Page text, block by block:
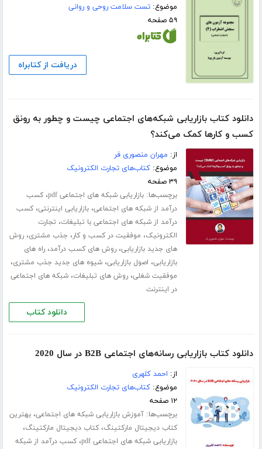
موضوع:تست سلامت روحی و روانی
۵۹ صفحه
دریافت از کتابراه
دانلود کتاب بازاریابی شبکه‌های اجتماعی چیست و چطور به رونق
کسب و‌ کارها کمک می‌کند؟
از: مهران منصوری فر
موضوع:کتاب‌های تجارت الکترونیک
۳۹ صفحه
برچسب‌ها:بازاریابی شبکه های اجتماعی pdf ،کسب
درآمد از شبکه های اجتماعی،بازاریابی اینترنتی،کسب
درآمد از شبکه های اجتماعی با تبلیغات، تجارت
الکترونیک، موفقیت در کسب و کار، جذب مشتری،روش
های جدید بازاریابی،روش های کسب درآمد،راه های
بازاریابی، اصول بازاریابی،شیوه های جدید جذب مشتری،
موفقیت شغلی،روش های تبلیغات،شبکه های اجتماعی
در اینترنت
دانلود کتاب
دانلود کتاب بازاریابی رسانه‌های اجتماعی B2B در سال 2020
از: احمد کلهری
موضوع:کتاب‌های تجارت الکترونیک
۱۲ صفحه
برچسب‌ها:آموزش بازاریابی شبکه های اجتماعی،بهترین
کتاب دیجیتال مارکتینگ،کتاب دیجیتال مارکتینگ،
بازاریابی شبکه های اجتماعی pdf ،کسب درآمد از شبکه